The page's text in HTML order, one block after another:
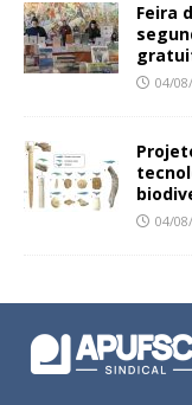
Feira
04/
04/